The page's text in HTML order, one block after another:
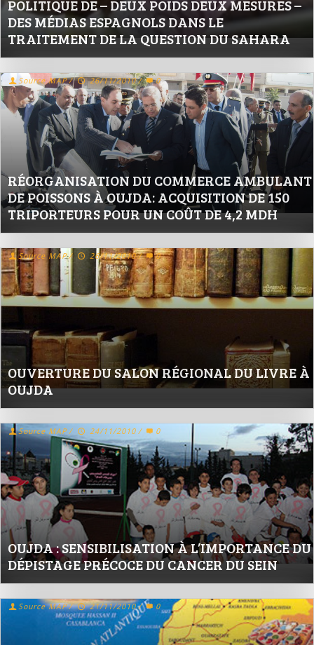
POLITIQUE DE – DEUX POIDS DEUX MESURES –
DES MÉDIAS ESPAGNOLS DANS LE
TRAITEMENT DE LA QUESTION DU SAHARA
RÉORGANISATION DU COMMERCE AMBULANT
DE POISSONS À OUJDA: ACQUISITION DE 150
TRIPORTEURS POUR UN COÛT DE 4,2 MDH
Source MAP / 26/11/2010 / 0
OUVERTURE DU SALON RÉGIONAL DU LIVRE À
OUJDA
Source MAP / 26/11/2010 / 0
OUJDA : SENSIBILISATION À L’IMPORTANCE DU
DÉPISTAGE PRÉCOCE DU CANCER DU SEIN
Source MAP / 24/11/2010 / 0
Source MAP / 21/11/2010 / 0